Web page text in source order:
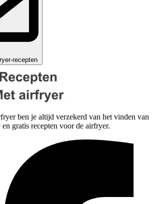
recepten
ben je altijd verzekerd van het vinden van
gratis recepten voor de airfryer.